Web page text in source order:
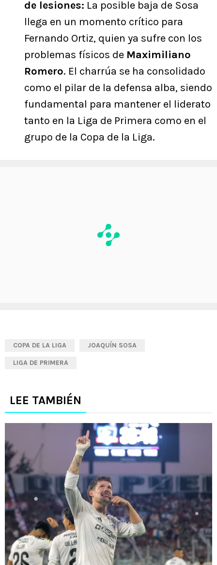
de lesiones: La posible baja de Sosa
llega en un momento crítico para
Fernando Ortiz, quien ya sufre con los
problemas físicos de Maximiliano
Romero. El charrúa se ha consolidado
como el pilar de la defensa alba, siendo
fundamental para mantener el liderato
tanto en la Liga de Primera como en el
grupo de la Copa de la Liga.
COPA DE LA LIGA JOAQUÍN SOSA
LIGA DE PRIMERA
LEE TAMBIÉN